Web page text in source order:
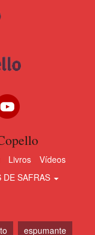
Livros
Vídeos
DE SAFRAS
espumante